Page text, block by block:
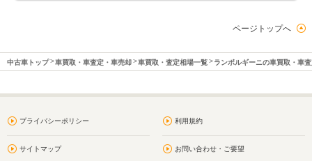
ページトップへ
中古車トップ 車買取・車査定・車売却 車買取・査定相場一覧 ランボルギーニの車買取・車
プライバシーポリシー 利用規約
サイトマップ お問い合わせ・ご要望